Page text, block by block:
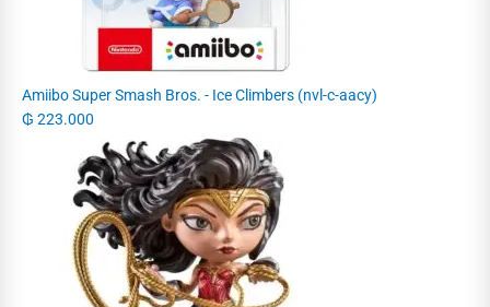
Amiibo Super Smash Bros. - Ice Climbers (nvl-c-aacy)
₲ 223.000